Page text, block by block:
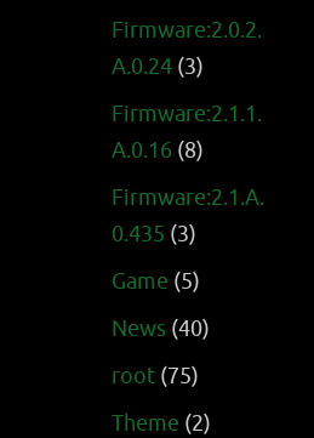
Firmware:2.0.2.
A.0.24 (3)
Firmware:2.1.1.
A.0.16 (8)
Firmware:2.1.A.
0.435 (3)
Game (5)
News (40)
root (75)
Theme (2)